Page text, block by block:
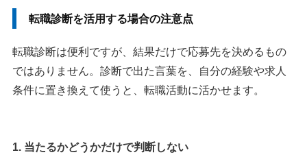
転職診断を活用する場合の注意点
転職診断は便利ですが、結果だけで応募先を決めるもの
ではありません。診断で出た言葉を、自分の経験や求人
条件に置き換えて使うと、転職活動に活かせます。
1. 当たるかどうかだけで判断しない